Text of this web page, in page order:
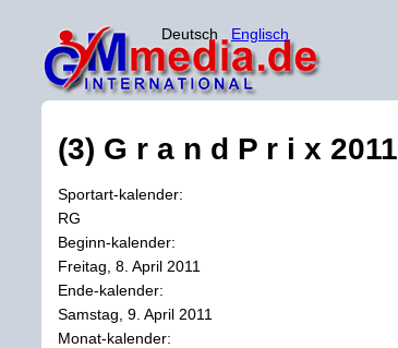
Deutsch Englisch
(3) G r a n d P r i x 2011
Sportart-kalender:
RG
Beginn-kalender:
Freitag, 8. April 2011
Ende-kalender:
Samstag, 9. April 2011
Monat-kalender: